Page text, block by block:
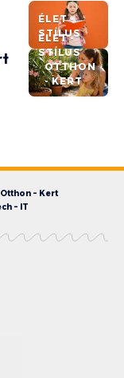
ÉLET -
STÍLUS
ÉLET -
STÍLUS
OTTHON
- KERT
Otthon – Kert
– IT